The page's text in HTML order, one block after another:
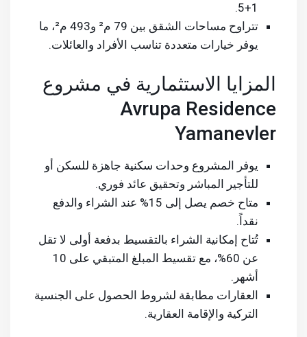
1+5.
تتراوح مساحات الشقق بين 79 م² و493 م²، ما
يوفر خيارات متعددة تناسب الأفراد والعائلات.
المزايا الاستثمارية في مشروع
Avrupa Residence
Yamanevler
يوفر المشروع وحدات سكنية جاهزة للسكن أو
للتأجير المباشر وتحقيق عائد فوري.
متاح خصم يصل إلى 15% عند الشراء والدفع
نقداً.
تُتاح إمكانية الشراء بالتقسيط بدفعة أولى لا تقل
عن 60%، مع تقسيط المبلغ المتبقي على 10
أشهر.
العقارات مطابقة لشروط الحصول على الجنسية
التركية والإقامة العقارية.